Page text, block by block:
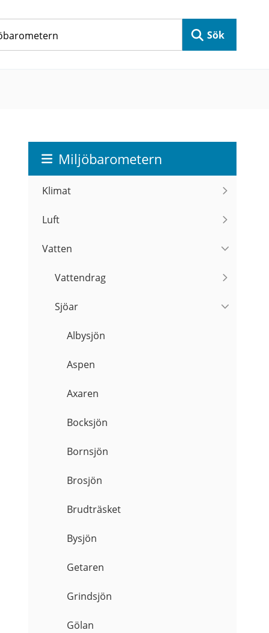
Sök
Miljöbarometern
Klimat
Luft
Vatten
Vattendrag
Sjöar
Albysjön
Aspen
Axaren
Bocksjön
Bornsjön
Brosjön
Brudträsket
Bysjön
Getaren
Grindsjön
Gölan